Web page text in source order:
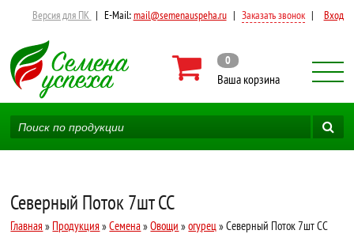
Версия для ПК | E-Mail:mail@semenauspeha.ru | Заказать звонок | Вход
0
Ваша корзина
Северный Поток 7шт СС
Главная » Продукция »Семена»Овощи »огурец » Северный Поток 7шт СС